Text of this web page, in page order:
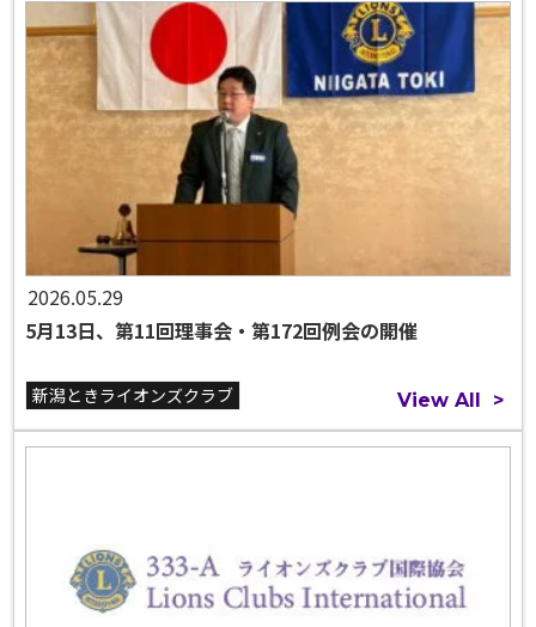
2026.05.29
5月13日、第11回理事会・第172回例会の開催
新潟ときライオンズクラブ View All >